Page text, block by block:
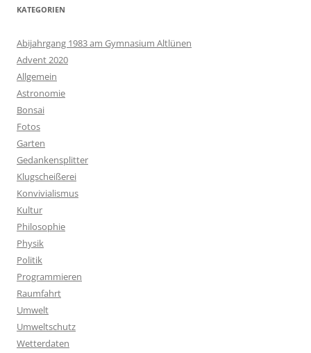
KATEGORIEN
Abijahrgang 1983 am Gymnasium Altlünen
Advent 2020
Allgemein
Astronomie
Bonsai
Fotos
Garten
Gedankensplitter
Klugscheißerei
Konvivialismus
Kultur
Philosophie
Physik
Politik
Programmieren
Raumfahrt
Umwelt
Umweltschutz
Wetterdaten